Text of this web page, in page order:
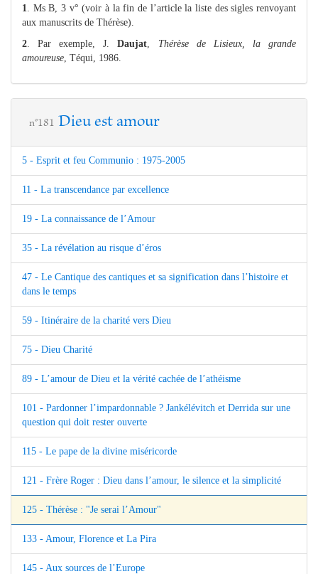
1
. Ms B, 3 v° (voir à la fin de l’article la liste des sigles renvoyant
aux manuscrits de Thérèse).
2 . Par exemple, J.Daujat
Thérèse de Lisieux, la grande
amoureuse , Téqui, 1986.
n°181 Dieu est amour
5 - Esprit et feu Communio : 1975-2005
11 - La transcendance par excellence
19 - La connaissance de l’Amour
35 - La révélation au risque d’éros
47 - Le Cantique des cantiques et sa signification dans l’histoire et
dans le temps
59 - Itinéraire de la charité vers Dieu
75 - Dieu Charité
89 - L’amour de Dieu et la vérité cachée de l’athéisme
101 - Pardonner l’impardonnable ? Jankélévitch et Derrida sur une
question qui doit rester ouverte
115 - Le pape de la divine miséricorde
121 - Frère Roger : Dieu dans l’amour, le silence et la simplicité
125 - Thérèse : "Je serai l’Amour"
133 - Amour, Florence et La Pira
145 - Aux sources de l’Europe